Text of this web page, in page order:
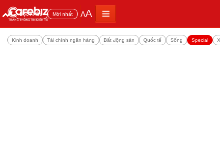
Đọc nhiều Mới nhất AA
Kinh doanh Tài chính ngân hàng Bất động sản Quốc tế Sống Special